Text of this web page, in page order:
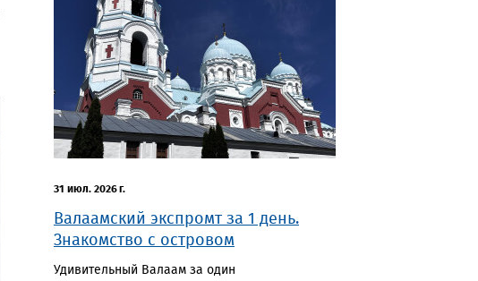
31 июл. 2026 г.
Валаамский экспромт за 1 день.
Знакомство с островом
Удивительный Валаам за один